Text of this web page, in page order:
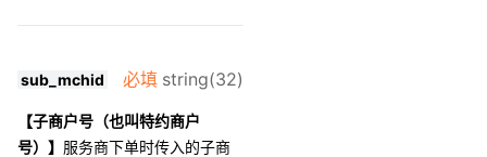
sub_mchid 必填 string(32)
【子商户号（也叫特约商户
号）】 服务商下单时传入的子商